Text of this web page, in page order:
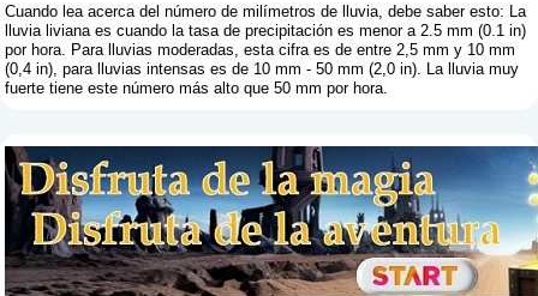
Cuando lea acerca del número de milímetros de lluvia, debe saber esto: La
lluvia liviana es cuando la tasa de precipitación es menor a 2.5 mm (0.1 in)
por hora. Para lluvias moderadas, esta cifra es de entre 2,5 mm y 10 mm
(0,4 in), para lluvias intensas es de 10 mm - 50 mm (2,0 in). La lluvia muy
fuerte tiene este número más alto que 50 mm por hora.